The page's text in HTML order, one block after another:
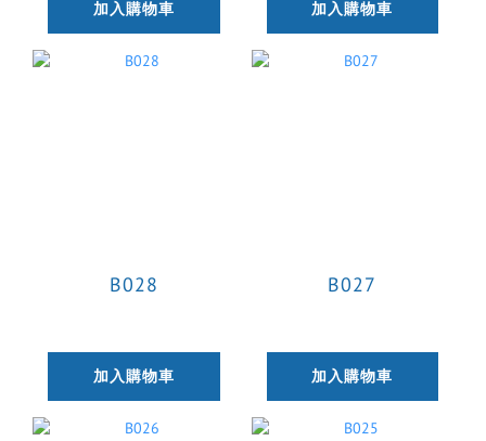
加入購物車 加入購物車
B028
加入購物車
B027
加入購物車